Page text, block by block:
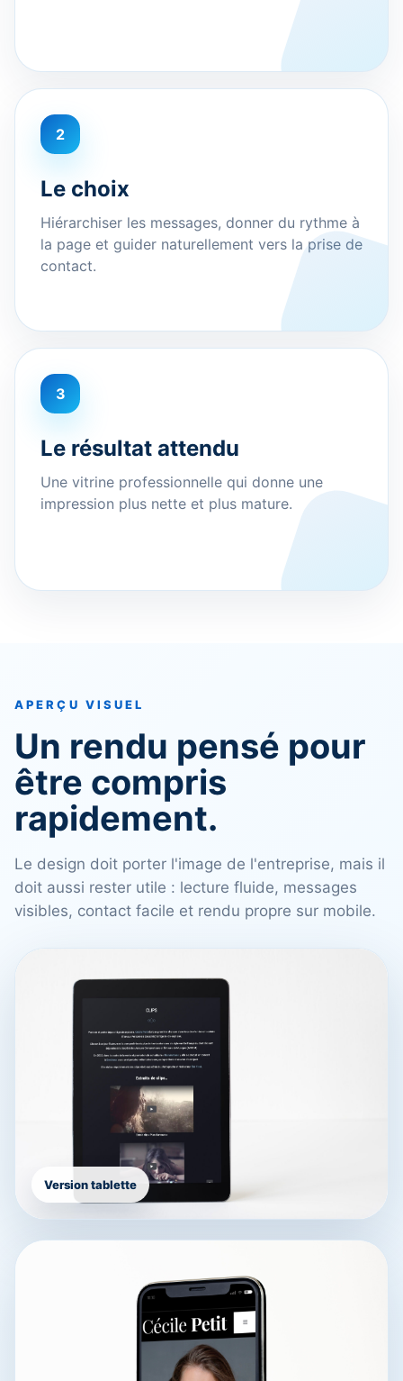
2
Le choix
Hiérarchiser les messages, donner du rythme à
la page et guider naturellement vers la prise de
contact.
3
Le résultat attendu
Une vitrine professionnelle qui donne une
impression plus nette et plus mature.
APERÇU VISUEL
Un rendu pensé pour
être compris
rapidement.
Le design doit porter l'image de l'entreprise, mais il
doit aussi rester utile : lecture fluide, messages
visibles, contact facile et rendu propre sur mobile.
Version tablette